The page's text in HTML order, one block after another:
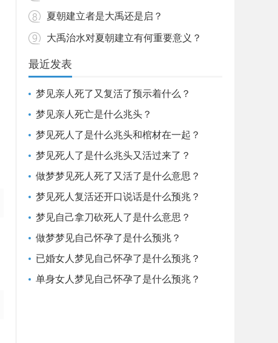
夏朝建立者是大禹还是启？
大禹治水对夏朝建立有何重要意义？
最近发表
梦见亲人死了又复活了预示着什么？
梦见亲人死亡是什么兆头？
梦见死人了是什么兆头和棺材在一起？
梦见死人了是什么兆头又活过来了？
做梦梦见死人死了又活了是什么意思？
梦见死人复活还开口说话是什么预兆？
梦见自己拿刀砍死人了是什么意思？
做梦梦见自己怀孕了是什么预兆？
已婚女人梦见自己怀孕了是什么预兆？
单身女人梦见自己怀孕了是什么预兆？